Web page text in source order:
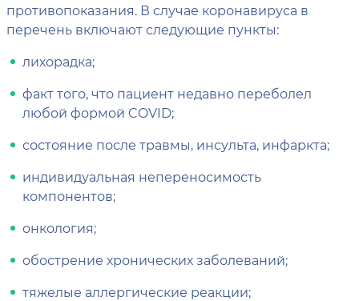
противопоказания. В случае коронавируса в
перечень включают следующие пункты:
лихорадка;
факт того, что пациент недавно переболел
любой формой COVID;
состояние после травмы, инсульта, инфаркта;
индивидуальная непереносимость
компонентов;
онкология;
обострение хронических заболеваний;
тяжелые аллергические реакции;